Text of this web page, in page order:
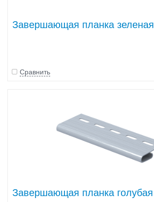
Завершающая планка зеленая
Сравнить
Завершающая планка голубая